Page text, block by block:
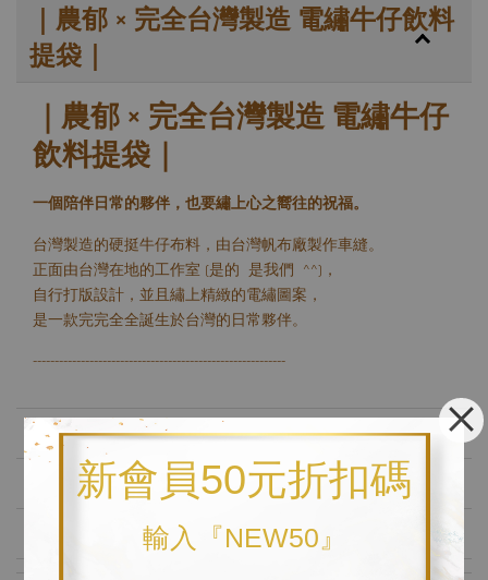
新會員50元折扣碼
輸入『NEW50』
｜農郁 × 完全台灣製造 電繡牛仔飲料
提袋｜
｜農郁 × 完全台灣製造 電繡牛仔
飲料提袋｜
一個陪伴日常的夥伴，也要繡上心之嚮往的祝福。
台灣製造的硬挺牛仔布料，由台灣帆布廠製作車縫。
正面由台灣在地的工作室 (是的 是我們 ^^)，
自行打版設計，並且繡上精緻的電繡圖案，
是一款完完全全誕生於台灣的日常夥伴。
----------------------------------------------------------
🧵 產品特色
🧵 加值服務
📌 聯絡與訂購